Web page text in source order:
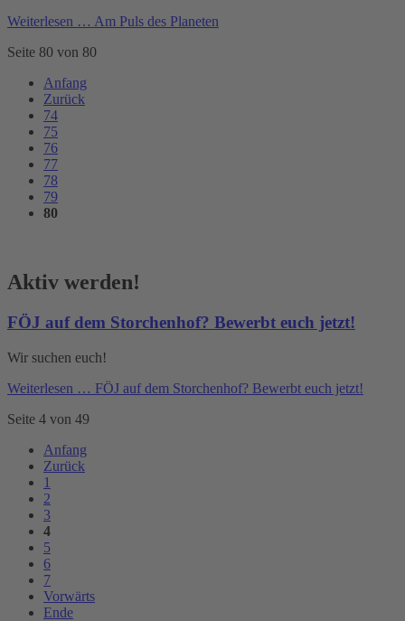
Weiterlesen … Am Puls des Planeten
Seite 80 von 80
Anfang
Zurück
74
75
76
77
78
79
80
Aktiv werden!
FÖJ auf dem Storchenhof? Bewerbt euch jetzt!
Wir suchen euch!
Weiterlesen … FÖJ auf dem Storchenhof? Bewerbt euch jetzt!
Seite 4 von 49
Anfang
Zurück
1
2
3
4
5
6
7
Vorwärts
Ende